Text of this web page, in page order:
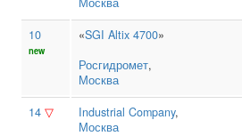
10
new
«SGI Altix 4700»
Росгидромет,
Москва
14 ▽ Industrial Company,
Москва